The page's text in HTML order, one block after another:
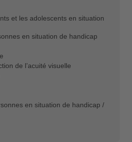
et les adolescents en situation
en situation de handicap
de l’acuité visuelle
en situation de handicap /